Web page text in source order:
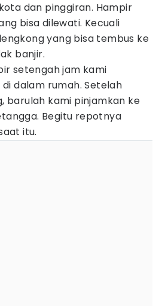
dan pinggiran. Hampir
bisa dilewati. Kecuali
yang bisa tembus ke
banjir.
setengah jam kami
dalam rumah. Setelah
barulah kami pinjamkan ke
Begitu repotnya
itu.